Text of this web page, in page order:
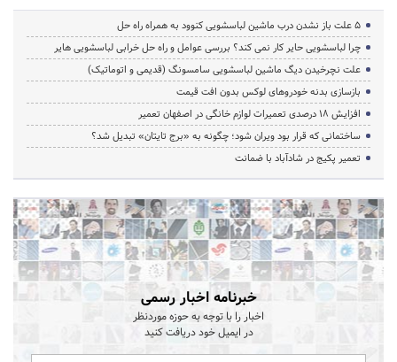
5 علت باز نشدن درب ماشین لباسشویی کنوود به همراه راه حل
چرا لباسشویی حایر کار نمی کند؟ بررسی عوامل و راه حل خرابی لباسشویی هایر
علت نچرخیدن دیگ ماشین لباسشویی سامسونگ (قدیمی و اتوماتیک)
بازسازی بدنه خودروهای لوکس بدون افت قیمت
افزایش ۱۸ درصدی تعمیرات لوازم خانگی در اصفهان تعمیر
ساختمانی که قرار بود ویران شود؛ چگونه به «برج تایتان» تبدیل شد؟
تعمیر پکیج در شادآباد با ضمانت
خبرنامه اخبار رسمی
اخبار را با توجه به حوزه موردنظر
در ایمیل خود دریافت کنید